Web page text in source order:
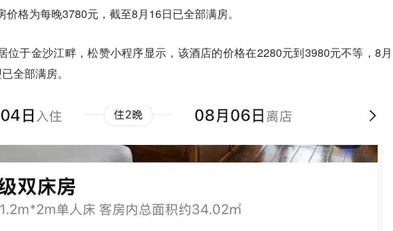
价格为每晚3780元，截至8月16日已全部满房。
位于金沙江畔，松赞小程序显示，该酒店的价格在2280元到3980元不等，8
全部满房。